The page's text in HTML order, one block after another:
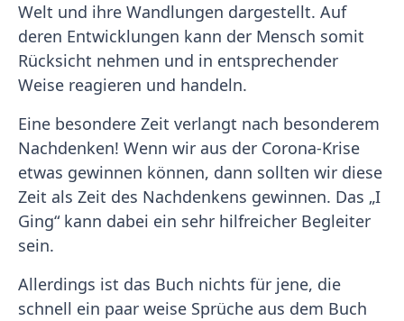
Welt und ihre Wandlungen dargestellt. Auf
deren Entwicklungen kann der Mensch somit
Rücksicht nehmen und in entsprechender
Weise reagieren und handeln.
Eine besondere Zeit verlangt nach besonderem
Nachdenken! Wenn wir aus der Corona-Krise
etwas gewinnen können, dann sollten wir diese
Zeit als Zeit des Nachdenkens gewinnen. Das „I
Ging“ kann dabei ein sehr hilfreicher Begleiter
sein.
Allerdings ist das Buch nichts für jene, die
schnell ein paar weise Sprüche aus dem Buch